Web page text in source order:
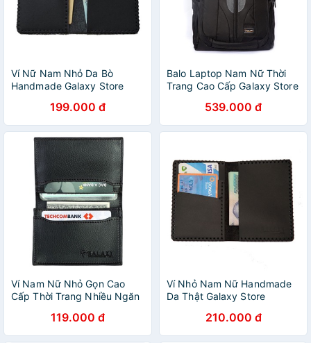
Ví Nữ Nam Nhỏ Da Bò
Handmade Galaxy Store
199.000 đ
Balo Laptop Nam Nữ Thời
Trang Cao Cấp Galaxy Store
Khẩu Loại 1 + Tặng Áo trùm
Balo Chống Nước
539.000 đ
Ví Nam Nữ Nhỏ Gọn Cao
Cấp Thời Trang Nhiều Ngăn
Galaxy Store GVMB0607NU
119.000 đ
Ví Nhỏ Nam Nữ Handmade
Da Thật Galaxy Store
210.000 đ